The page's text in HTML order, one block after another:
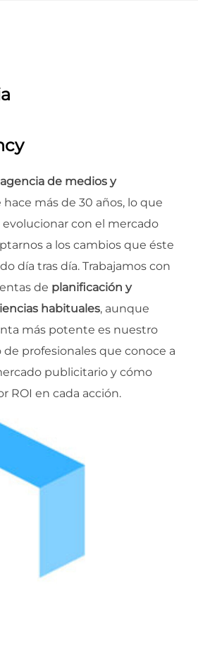
agencia de medios y
hace más de 30 años, lo que
con el mercado
a los cambios que éste
día tras día. Trabajamos con
de planificación y
habituales, aunque
más potente es nuestro
profesionales que conoce a
publicitario y cómo
ROI en cada acción.